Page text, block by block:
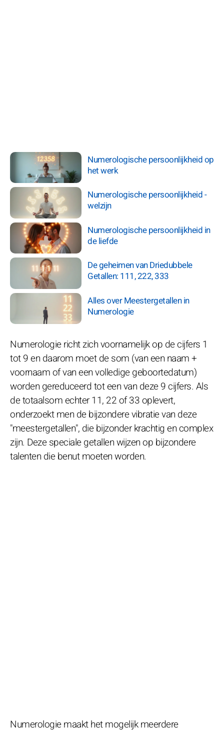
Numerologische persoonlijkheid op
het werk
Numerologische persoonlijkheid -
welzijn
Numerologische persoonlijkheid in
de liefde
De geheimen van Driedubbele
Getallen: 111, 222, 333
Alles over Meestergetallen in
Numerologie
Numerologie richt zich voornamelijk op de cijfers 1
tot 9 en daarom moet de som (van een naam +
voornaam of van een volledige geboortedatum)
worden gereduceerd tot een van deze 9 cijfers. Als
de totaalsom echter 11, 22 of 33 oplevert,
onderzoekt men de bijzondere vibratie van deze
"meestergetallen", die bijzonder krachtig en complex
zijn. Deze speciale getallen wijzen op bijzondere
talenten die benut moeten worden.
Numerologie maakt het mogelijk meerdere